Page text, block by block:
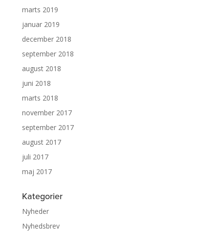
marts 2019
januar 2019
december 2018
september 2018
august 2018
juni 2018
marts 2018
november 2017
september 2017
august 2017
juli 2017
maj 2017
Kategorier
Nyheder
Nyhedsbrev